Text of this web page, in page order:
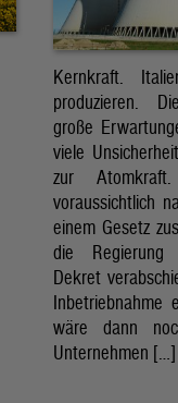
Kernkraft.
produzieren.
große
viele
zur
voraussichtlich
einem Gesetz
die Regierung
Dekret
Inbetriebnahme
wäre dann
Unternehmen […]